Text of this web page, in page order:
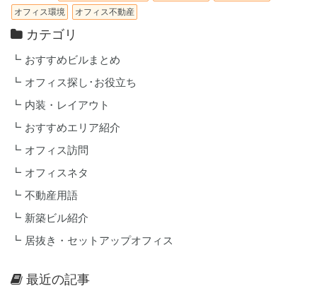
オフィス環境
オフィス不動産
カテゴリ
おすすめビルまとめ
オフィス探し･お役立ち
内装・レイアウト
おすすめエリア紹介
オフィス訪問
オフィスネタ
不動産用語
新築ビル紹介
居抜き・セットアップオフィス
最近の記事